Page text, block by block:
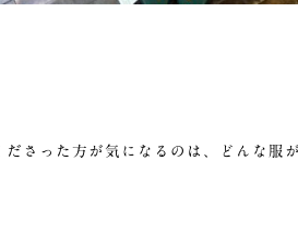
さった方が気になるのは、どんな服